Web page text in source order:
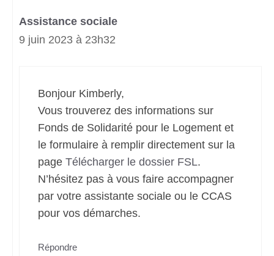
Assistance sociale
9 juin 2023 à 23h32
Bonjour Kimberly,
Vous trouverez des informations sur
Fonds de Solidarité pour le Logement et
le formulaire à remplir directement sur la
page Télécharger le dossier FSL.
N’hésitez pas à vous faire accompagner
par votre assistante sociale ou le CCAS
pour vos démarches.
Répondre